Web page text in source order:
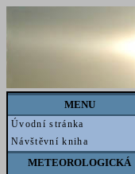
MENU
Úvodní stránka
Návštěvní kniha
METEOROLOGICKÁ